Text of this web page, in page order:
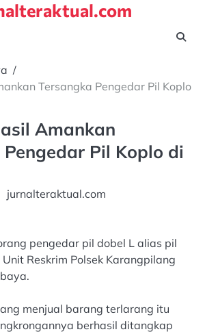
Tersangka Pengedar Pil Koplo
Amankan
Pil Koplo di
jurnalteraktual.com
pengedar pil dobel L alias pil
Reskrim Polsek Karangpilang
menjual barang terlarang itu
berhasil ditangkap